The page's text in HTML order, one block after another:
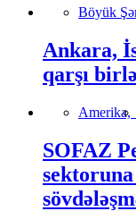
Böyük
Ankara,
qarşı
Amerika,
SOFAZ